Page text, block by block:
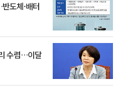
도체·배터
수렴…이달